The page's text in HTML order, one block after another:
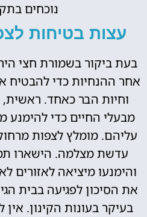
נוכחים
עצות בטיחות
בעת ביקור בשמורת חצי
אחר ההנחיות כדי
וחיות הבר כאחד.
מבעלי החיים כדי להימנע
עליהם. מומלץ לצפות
עדשת מצלמה. הישארו
והימנעו מיציאה לאזורים
את הסיכון לפגיעה בבית
בעיקר בעונות הקינון.